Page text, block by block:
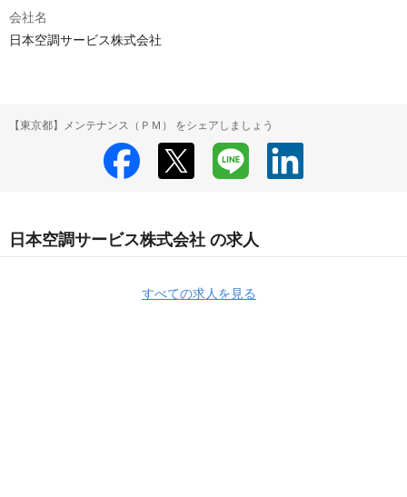
会社名
日本空調サービス株式会社
【東京都】メンテナンス（ＰＭ） をシェアしましょう
日本空調サービス株式会社 の求人
すべての求人を見る